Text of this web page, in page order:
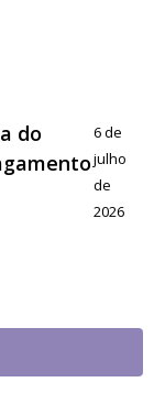
do
6 de
julho
de
2026